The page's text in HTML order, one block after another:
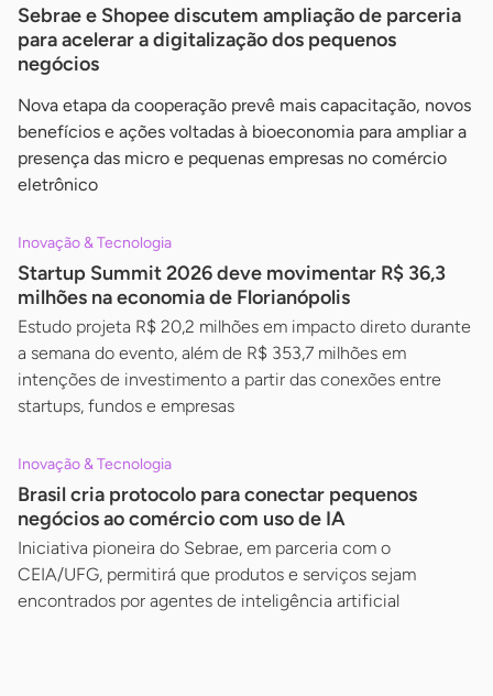
Sebrae e Shopee discutem ampliação de parceria
para acelerar a digitalização dos pequenos
negócios
Nova etapa da cooperação prevê mais capacitação, novos
benefícios e ações voltadas à bioeconomia para ampliar a
presença das micro e pequenas empresas no comércio
eletrônico
Inovação & Tecnologia
Startup Summit 2026 deve movimentar R$ 36,3
milhões na economia de Florianópolis
Estudo projeta R$ 20,2 milhões em impacto direto durante
a semana do evento, além de R$ 353,7 milhões em
intenções de investimento a partir das conexões entre
startups, fundos e empresas
Inovação & Tecnologia
Brasil cria protocolo para conectar pequenos
negócios ao comércio com uso de IA
Iniciativa pioneira do Sebrae, em parceria com o
CEIA/UFG, permitirá que produtos e serviços sejam
encontrados por agentes de inteligência artificial